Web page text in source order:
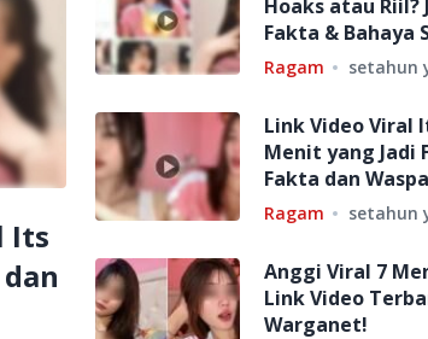
Its
Hoaks atau Riil?
Fakta & Bahaya
Ragam setahun
Link Video Viral
Menit yang Jadi
Fakta dan
Ragam setahun
Anggi Viral 7
Link Video
Warganet!